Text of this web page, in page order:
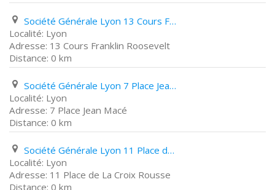
Société Générale Lyon 13 Cours Franklin Roosevelt
Lyon
13 Cours Franklin Roosevelt
0 km
Société Générale Lyon 7 Place Jean Macé
Lyon
7 Place Jean Macé
0 km
Société Générale Lyon 11 Place de La Croix Rousse
Lyon
11 Place de La Croix Rousse
0 km